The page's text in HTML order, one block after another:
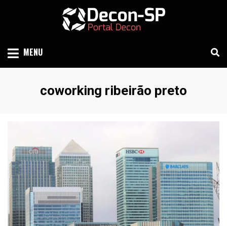
MENU
Etiqueta
:
coworking ribeirão preto